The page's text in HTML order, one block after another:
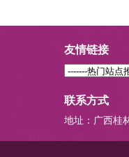
友情链接
联系方式
地址：广西桂